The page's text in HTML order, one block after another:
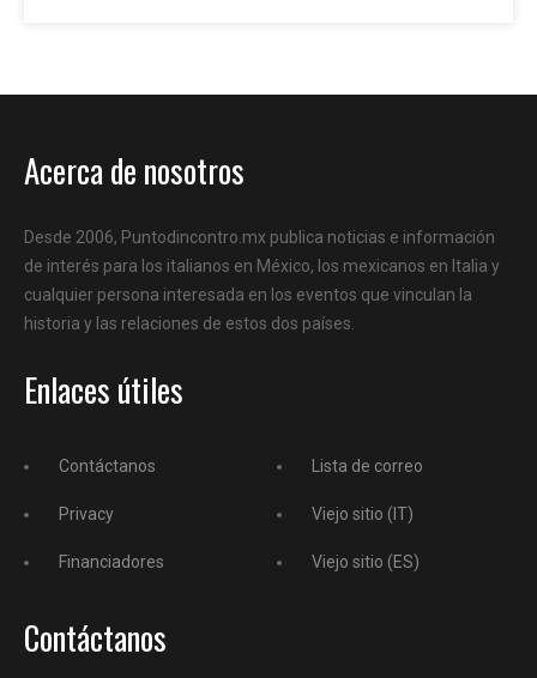
Acerca de nosotros
Desde 2006, Puntodincontro.mx publica noticias e información
de interés para los italianos en México, los mexicanos en Italia y
cualquier persona interesada en los eventos que vinculan la
historia y las relaciones de estos dos países.
Enlaces útiles
Contáctanos
Privacy
Financiadores
Lista de correo
Viejo sitio (IT)
Viejo sitio (ES)
Contáctanos